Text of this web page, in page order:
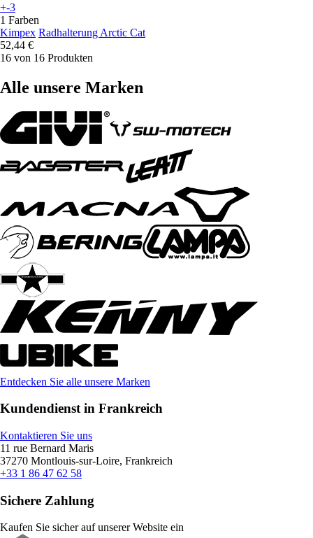
+-3
1 Farben
Kimpex Radhalterung Arctic Cat
52,44 €
16 von 16 Produkten
Alle unsere Marken
Entdecken Sie alle unsere Marken
Kundendienst in Frankreich
Kontaktieren Sie uns
11 rue Bernard Maris
37270 Montlouis-sur-Loire, Frankreich
+33 1 86 47 62 58
Sichere Zahlung
Kaufen Sie sicher auf unserer Website ein